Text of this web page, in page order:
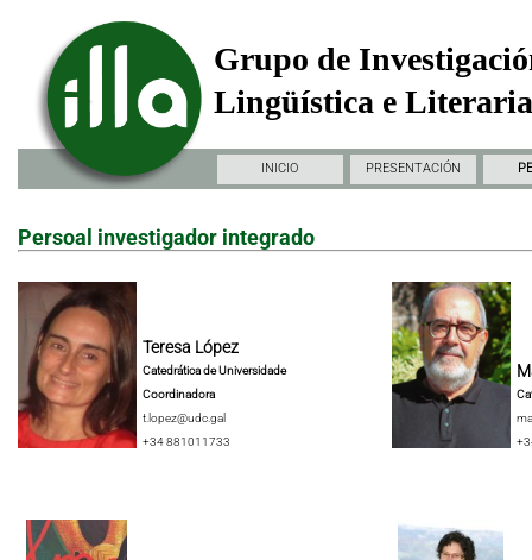
Grupo de
Lingüística e
INICIO PRESENTACIÓN
Persoal investigador integrado
Teresa López
Catedrática de Universidade
Coordinadora
t.lopez@udc.gal
+34 881011733